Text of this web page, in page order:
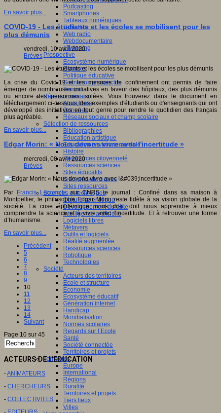
Podcasting
Smartphones
Tableaux numériques
Tablettes
Web radio
Webdocumentaire
eTwinning
Prospective
Ecosystème numérique
Espaces
Politique éducative
Scénarios prospectifs
Temps
Réseaux sociaux
Algorithme
Données
Réseaux sociaux et champ scolaire
Sélection de ressources
Bibliographies
Education artistique
Education environnementale
Histoire
Ressources citoyenneté
Ressources sciences
Sites éducatifs
Sites pédagogiques
Sites ressources
Sciences et techniques
Culture scientifique
Développement durable
Intelligence artificielle
Logiciels libres
Métavers
Outils et logiciels
Réalité augmentée
Ressources sciences
Robotique
Technologies
Société
Acteurs des territoires
Ecole et structure
Economie
Ecosystème éducatif
Génération internet
Handicap
Mondialisation
Normes scolaires
Regards sur l’Ecole
Santé
Société connectée
Territoires et projets
Territoires
Europe
International
Régions
Ruralité
Territoires et projets
Tiers lieux
Villes
En savoir plus...
COVID-19 - Les étudiants et les écoles se mobilisent pour les
plus démunis
vendredi, 10 avril 2020
Brèves
La crise du Covid-19 et les mesures de confinement ont permis de faire
émerger de nombreuses initiatives en faveur des hôpitaux, des plus démunis
ou encore des personnes isolées. Vous trouverez dans le document en
téléchargement ci-dessous, des exemples d'étudiants ou d'enseignants qui ont
développé des initiatives en tout genre pour rendre le quotidien des français
plus agréable.
En savoir plus...
Edgar Morin: « Nous devons vivre avec l'incertitude »
mercredi, 08 avril 2020
Brèves
Par Francis Lecomptesur CNRS le journal : Confiné dans sa maison à
Montpellier, le philosophe Edgar Morin reste fidèle à sa vision globale de la
société. La crise épidémique, nous dit-il, doit nous apprendre à mieux
comprendre la science et à vivre avec l’incertitude. Et à retrouver une forme
d’humanisme.
En savoir plus...
Précédent
5
6
7
8
9
10
11
12
13
14
Suivant
Page 10 sur 45
ACTEURS DE L'EDUCATION
-ANIMATEURS
- CHERCHEURS
- COLLECTIVITES